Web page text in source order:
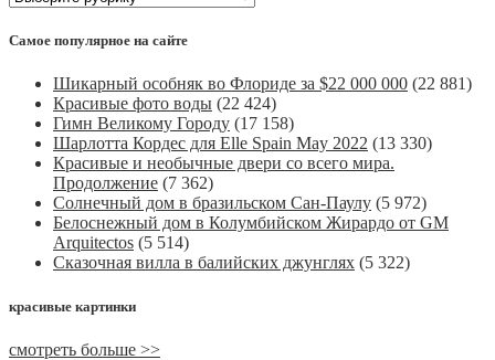
Самое популярное на сайте
Шикарный особняк во Флориде за $22 000 000 (22 881)
Красивые фото воды (22 424)
Гимн Великому Городу (17 158)
Шарлотта Кордес для Elle Spain May 2022 (13 330)
Красивые и необычные двери со всего мира.
Продолжение (7 362)
Солнечный дом в бразильском Сан-Паулу (5 972)
Белоснежный дом в Колумбийском Жирардо от GM
Arquitectos (5 514)
Сказочная вилла в балийских джунглях (5 322)
красивые картинки
смотреть больше >>